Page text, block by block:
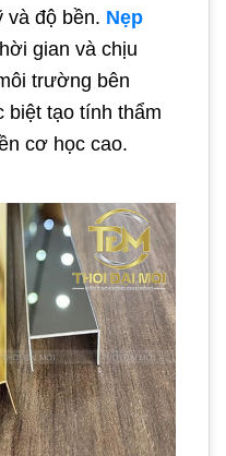
và độ bền. Nẹp
gian và chịu
trường bên
biệt tạo tính thẩm
cơ học cao.